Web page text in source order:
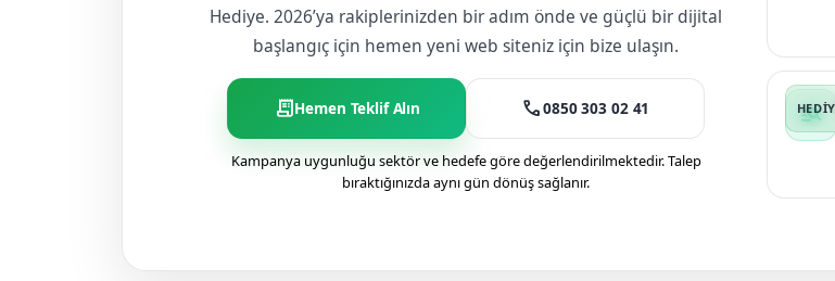
Hediye. 2026’ya rakiplerinizden bir adım önde ve güçlü bir dijital
başlangıç için hemen yeni web siteniz için bize ulaşın.
receipt_longHemen Teklif Alın call0850 303 02 41
Kampanya uygunluğu sektör ve hedefe göre değerlendirilmektedir. Talep
bıraktığınızda aynı gün dönüş sağlanır.
manage_search